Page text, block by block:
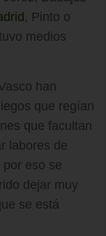
, Pinto o
medios
han
que regían
que facultan
labores de
eso se
dejar muy
se está